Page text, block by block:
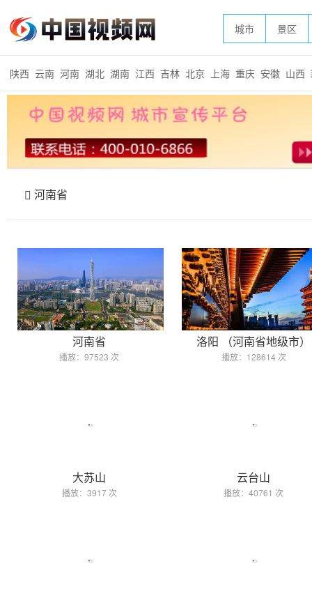
城市 景区
陕西 云南 河南 湖北 湖南 江西 吉林 北京 上海 重庆 安徽 山西
河南省
河南省
播放：97523 次
洛阳 （河南省地级市）
播放：128614 次
大苏山
播放：3917 次
云台山
播放：40761 次